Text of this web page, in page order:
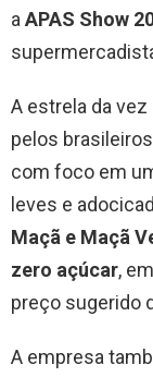
aAPAS Show
A estrela da vez
pelos
com foco em
leves e
Maçã e Maçã
zero açúcar,
preço sugerido
A empresa